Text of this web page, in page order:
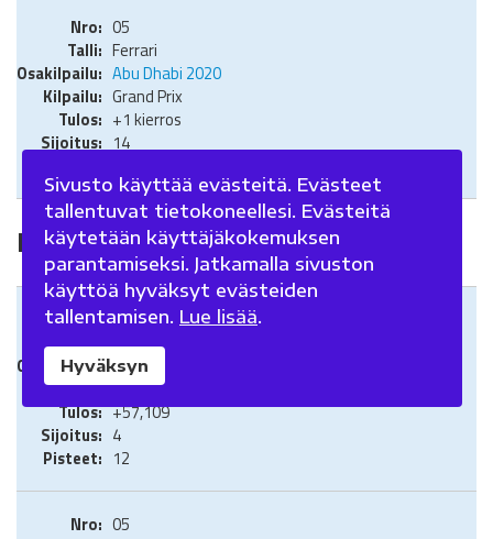
05
Ferrari
Abu Dhabi 2020
Grand Prix
+1 kierros
14
Formula 1 2019
05
Ferrari
Australia 2019
Grand Prix
+57,109
4
12
05
Sivusto käyttää evästeitä. Evästeet
tallentuvat tietokoneellesi. Evästeitä
käytetään käyttäjäkokemuksen
parantamiseksi. Jatkamalla sivuston
käyttöä hyväksyt evästeiden
tallentamisen. Lue lisää.
Hyväksyn